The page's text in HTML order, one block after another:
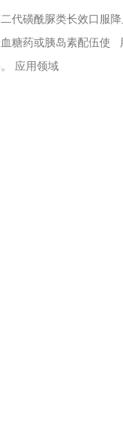
代磺酰脲类长效口服
糖药或胰岛素配伍
应用领域